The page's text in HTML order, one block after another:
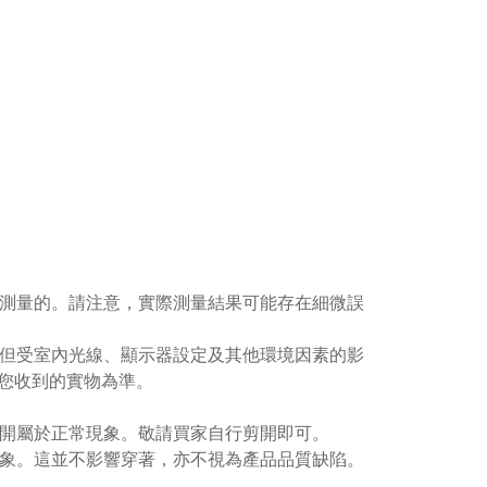
量的。請注意，實際測量結果可能存在細微誤
受室內光線、顯示器設定及其他環境因素的影
到的實物為準。
於正常現象。敬請買家自行剪開即可。
這並不影響穿著，亦不視為產品品質缺陷。